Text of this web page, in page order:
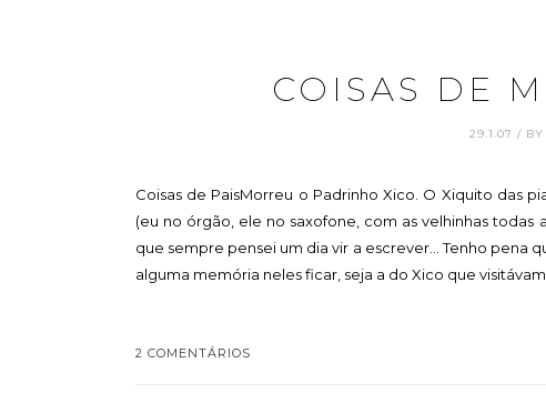
COISAS DE
29.1.07 / BY
Coisas de PaisMorreu o Padrinho Xico. O Xiquito das
(eu no órgão, ele no saxofone, com as velhinhas todas
que sempre pensei um dia vir a escrever... Tenho pena
alguma memória neles ficar, seja a do Xico que
2 COMENTÁRIOS